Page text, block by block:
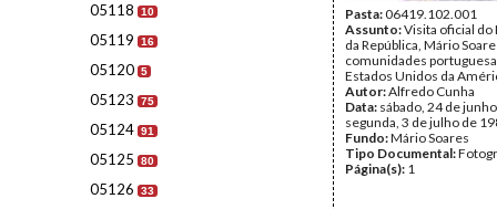
05118 10
05119 16
05120 5
05123 75
05124 91
05125 80
05126 33
Pasta:06419.102.001
Assunto:Visita oficial
da República, Mário
comunidades
Estados Unidos da
Autor:Alfredo Cunha
Data: sábado, 24 de
segunda, 3 de julho de
Fundo:Mário Soares
Tipo Documental:
Página(s): 1